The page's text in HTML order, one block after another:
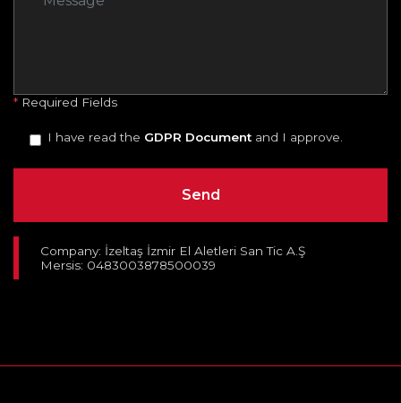
* Required Fields
I have read the GDPR Document and I approve.
Company: İzeltaş İzmir El Aletleri San Tic A.Ş
Mersis: 0483003878500039